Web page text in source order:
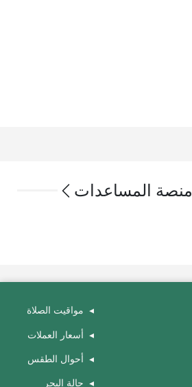
منصة المساعدات
مواقيت الصلاة
أسعار العملات
أحوال الطقس
حالة البحر